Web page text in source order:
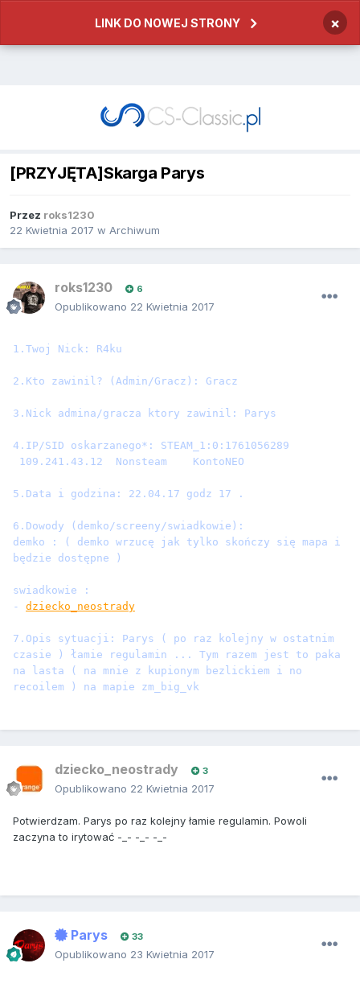
LINK DO NOWEJ STRONY ×
[PRZYJĘTA]Skarga Parys
Przez roks1230
22 Kwietnia 2017 w Archiwum
roks1230 6
Opublikowano 22 Kwietnia 2017
1.Twoj Nick: R4ku
2.Kto zawinil? (Admin/Gracz): Gracz
3.Nick admina/gracza ktory zawinil: Parys
4.IP/SID oskarzanego*: STEAM_1:0:1761056289
109.241.43.12  Nonsteam    KontoNEO
5.Data i godzina: 22.04.17 godz 17 .
6.Dowody (demko/screeny/swiadkowie):
demko : ( demko wrzucę jak tylko skończy się mapa i
będzie dostępne )
- dziecko_neostrady
7.Opis sytuacji: Parys ( po raz kolejny w ostatnim
czasie ) łamie regulamin ... Tym razem jest to paka
na lasta ( na mnie z kupionym bezlickiem i no
recoilem ) na mapie zm_big_vk
dziecko_neostrady 3
Opublikowano 22 Kwietnia 2017
Potwierdzam. Parys po raz kolejny łamie regulamin. Powoli
zaczyna to irytować -_- -_- -_-
Parys 33
Opublikowano 23 Kwietnia 2017